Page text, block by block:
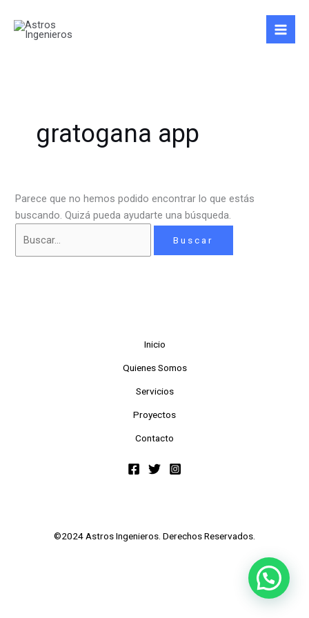
contenido
gratogana app
Parece que no hemos podido encontrar lo que estás
buscando. Quizá pueda ayudarte una búsqueda.
por:
Inicio
Quienes Somos
Servicios
Proyectos
Contacto
©2024 Astros Ingenieros. Derechos Reservados.